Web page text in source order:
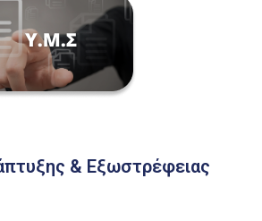
& Εξωστρέφειας